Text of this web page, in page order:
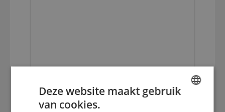
1 mm middelharde stansplaat (HRC 35)
Deze website maakt gebruik
van cookies.